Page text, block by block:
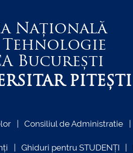
Națională
București
PITEȘTI
Consiliul de Administratie
Ghiduri pentru STUDENȚI